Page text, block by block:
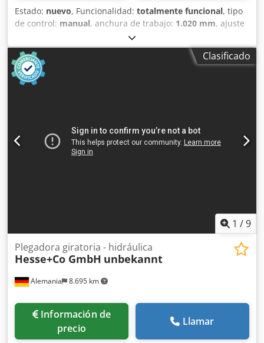
Estado: nuevo, Funcionalidad: totalmente funcional, tipo
de control: manual, anchura de trabajo: 1.020 mm, ajuste
48 mm, Ángulo de curvado (máx.):
135 °, peso total:320 kg, longitud total:1.350 mm, ancho
total:850 mm
, Equipamiento:
documentación / manual
superior segmentada Incluye tope trasero manual
Ancho máximo de apertura: 48 mm Ancho de los dedos: 25
| 30 | 35 | 40 | 45 | 50 | 75 | 100 | 150 | 200 | 275 mm
Ángulo máximo de doblado: 0 - 135 Peso: 320 kg Ancho:
Clasificado
1 /9
Alemania 8.695 km
Plegadora giratoria - hidráulica
Hesse+Co GmbH unbekannt
Información de
precio
Llamar